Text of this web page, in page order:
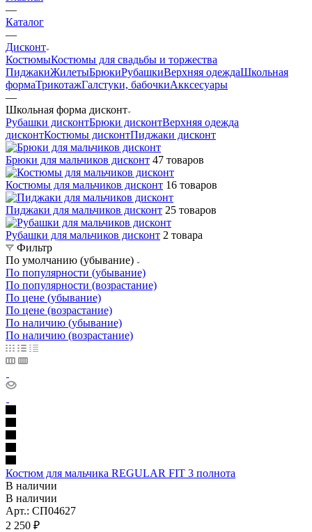
—
Каталог
—
Дисконт
КостюмыКостюмы для свадьбы и торжества
ПиджакиЖилетыБрюкиРубашкиВерхняя одеждаШкольная
формаТрикотажГалстуки, бабочкиАкксесуары
—
Школьная форма дисконт
Рубашки дисконтБрюки дисконтВерхняя одежда
дисконтКостюмы дисконтПиджаки дисконт
Брюки для мальчиков дисконт 47 товаров
Костюмы для мальчиков дисконт 16 товаров
Пиджаки для мальчиков дисконт 25 товаров
Рубашки для мальчиков дисконт 2 товара
Фильтр
По умолчанию (убывание)
По популярности (убывание)
По популярности (возрастание)
По цене (убывание)
По цене (возрастание)
По наличию (убывание)
По наличию (возрастание)
Костюм для мальчика REGULAR FIT 3 полнота
В наличии
В наличии
Арт.: СП04627
2 250 ₽